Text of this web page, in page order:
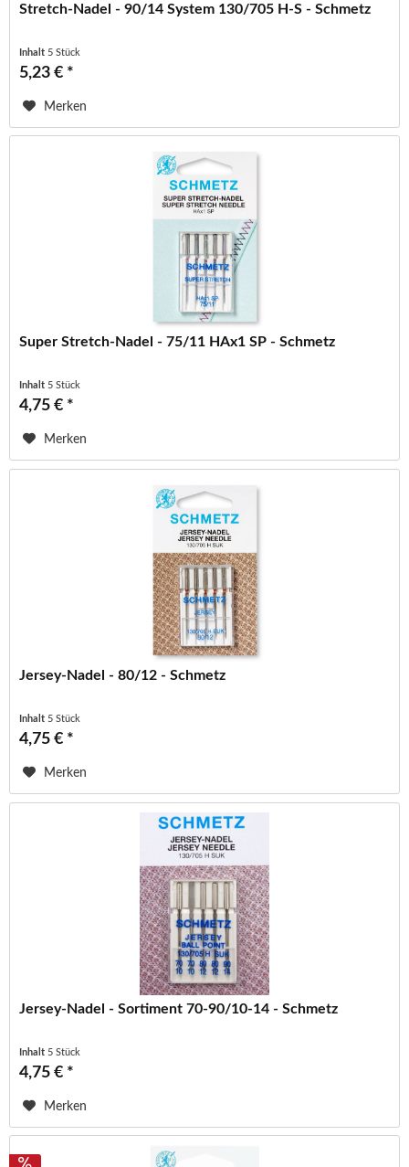
Stretch-Nadel - 90/14 System 130/705 H-S - Schmetz
Inhalt 5 Stück
5,23 € *
Merken
Super Stretch-Nadel - 75/11 HAx1 SP - Schmetz
Inhalt5 Stück
4,75 € *
Merken
Jersey-Nadel - 80/12 - Schmetz
Inhalt 5 Stück
4,75 € *
Merken
Jersey-Nadel - Sortiment 70-90/10-14 - Schmetz
Inhalt 5 Stück
4,75 € *
Merken